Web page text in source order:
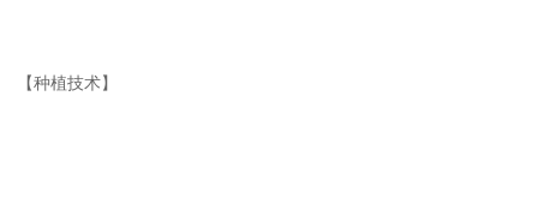
【种植技术】